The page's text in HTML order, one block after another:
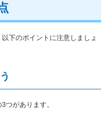
下のポイントに注意しましょ
つがあります。